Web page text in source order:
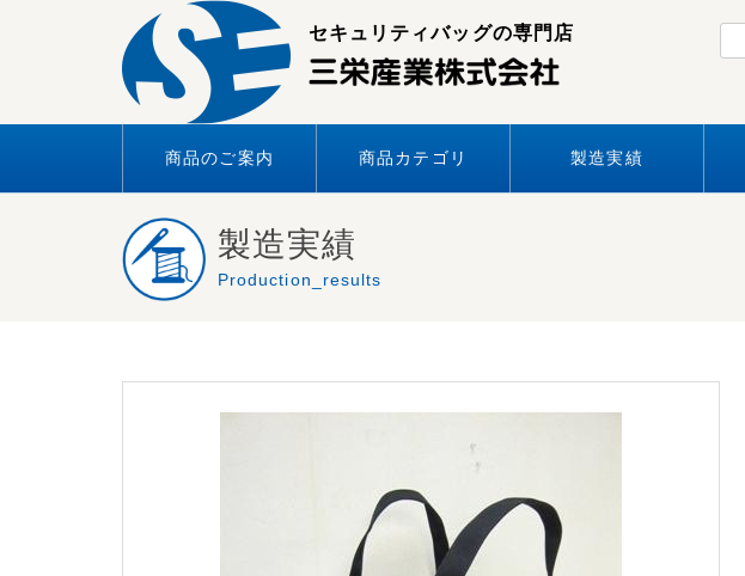
セキュリティバッグの専門店
商品のご案内 商品カテゴリ 製造実績
製造実績
Production_results